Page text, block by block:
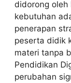
didorong oleh
kebutuhan
penerapan
peserta didik
materi tanpa
Pendidikan
perubahan